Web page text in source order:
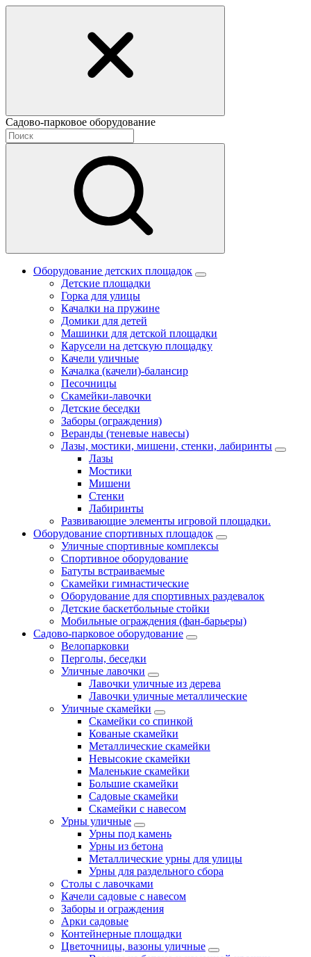
Садово-парковое оборудование
Оборудование детских площадок
Детские площадки
Горка для улицы
Качалки на пружине
Домики для детей
Машинки для детской площадки
Карусели на детскую площадку
Качели уличные
Качалка (качели)-балансир
Песочницы
Скамейки-лавочки
Детские беседки
Заборы (ограждения)
Веранды (теневые навесы)
Лазы, мостики, мишени, стенки, лабиринты
Лазы
Мостики
Мишени
Стенки
Лабиринты
Развивающие элементы игровой площадки.
Оборудование спортивных площадок
Уличные спортивные комплексы
Спортивное оборудование
Батуты встраиваемые
Скамейки гимнастические
Оборудование для спортивных раздевалок
Детские баскетбольные стойки
Мобильные ограждения (фан-барьеры)
Садово-парковое оборудование
Велопарковки
Перголы, беседки
Уличные лавочки
Лавочки уличные из дерева
Лавочки уличные металлические
Уличные скамейки
Скамейки со спинкой
Кованые скамейки
Металлические скамейки
Невысокие скамейки
Маленькие скамейки
Большие скамейки
Садовые скамейки
Скамейки с навесом
Урны уличные
Урны под камень
Урны из бетона
Металлические урны для улицы
Урны для раздельного сбора
Столы с лавочками
Качели садовые с навесом
Заборы и ограждения
Арки садовые
Контейнерные площадки
Цветочницы, вазоны уличные